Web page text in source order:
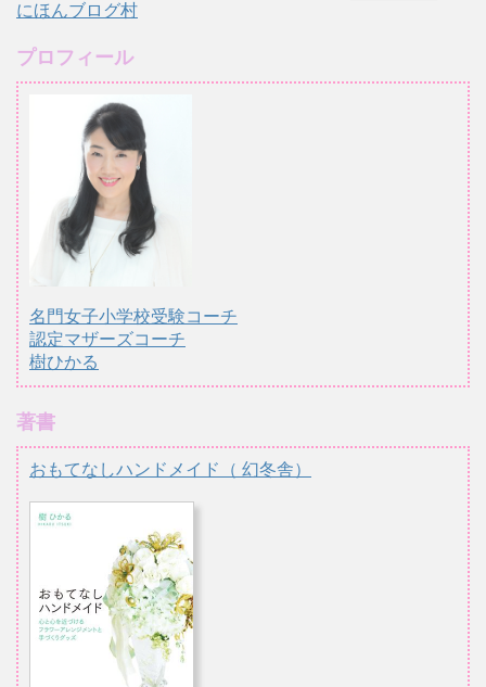
にほんブログ村
プロフィール
名門女子小学校受験コーチ
認定マザーズコーチ
樹ひかる
著書
おもてなしハンドメイド（ 幻冬舎）